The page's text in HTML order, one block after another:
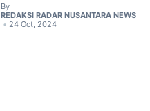
By
REDAKSI RADAR NUSANTARA NEWS
• 24 Oct, 2024